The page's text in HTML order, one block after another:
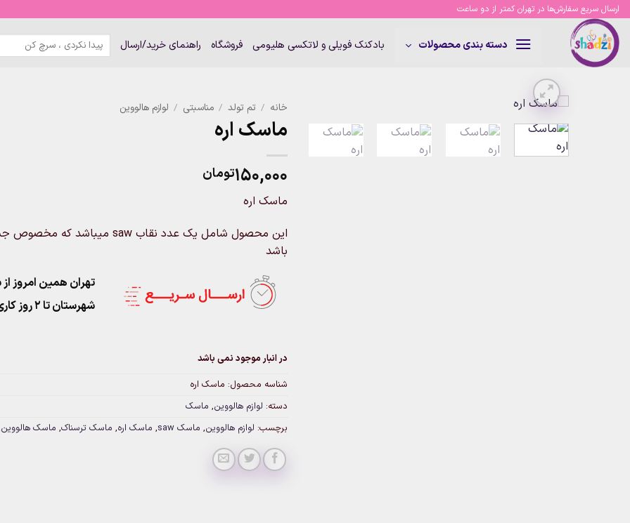
Skip
content
ارسال سریع سفارش‌ها در تهران کمتر از دو ساعت
دسته بندی محصولات بادکنک فویلی و لاتکسی هلیومی فروشگاه راهنمای خرید/ارسال
جستجو
برای:
خانه / تم تولد / مناسبتی / لوازم هالووین
ماسک اره
۱۵۰,۰۰۰تومان
ماسک اره
باشد
تهران همین امروز از ساعت ۱۱-
شهرستان تا 2 روز کاری تحویل پست
در انبار موجود نمی باشد
شناسه محصول: ماسک اره
دسته: لوازم هالووین, ماسک
برچسب: لوازم هالووین, ماسک saw , ماسک اره, ماسک ترسناک, ماسک هالووین